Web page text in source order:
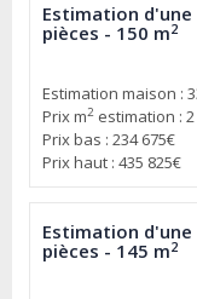
Estimation
pièces - 150 m2
Estimation maison :
Prix m2 estimation :
Prix bas : 234 675€
Prix haut : 435 825€
Estimation d'une
pièces - 145 m2